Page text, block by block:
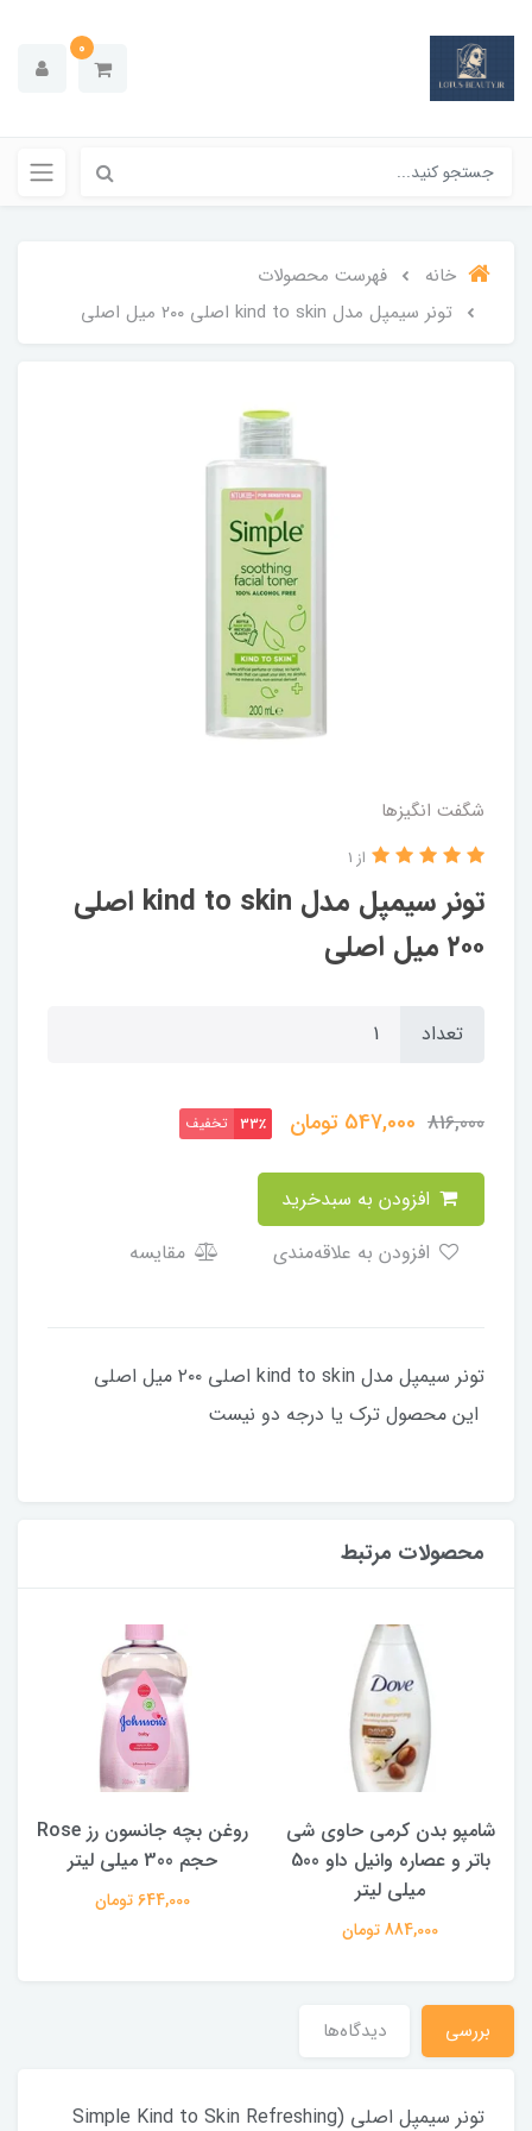
0
خانه
فهرست محصولات
تونر سیمپل مدل kind to skin اصلی ۲۰۰ میل اصلی
شگفت انگيزها
تونر سیمپل مدل kind to skin اصلی
۲۰۰ میل اصلی
از 1
تعداد
816,000
547,000 تومان 33٪ تخفیف
مقایسه
تونر سیمپل مدل kind to skin اصلی ۲۰۰ میل اصلی
این محصول ترک یا درجه دو نیست ‌ ‌ ‌ ‌ ‌ ‌ ‌ ‌ ‌ ‌ ‌ ‌ ‌ ‌ ‌ ‌ ‌ ‌ ‌ ‌ ‌ ‌ ‌ ‌ ‌ ‌ ‌
محصولات مرتبط
شامپو بدن کرمی حاوی شی
باتر و عصاره وانیل داو 500
میلی لیتر
884,000 تومان
روغن بچه جانسون رز Rose
حجم 300 میلی لیتر
644,000 تومان
بررسی دیدگاه‌ها
تونر سیمپل اصلی (Simple Kind to Skin Refreshing